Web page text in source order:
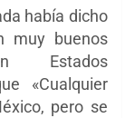
había dicho
muy buenos
Estados
«Cualquier
pero se